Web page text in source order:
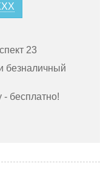
23
безналичный
- бесплатно!